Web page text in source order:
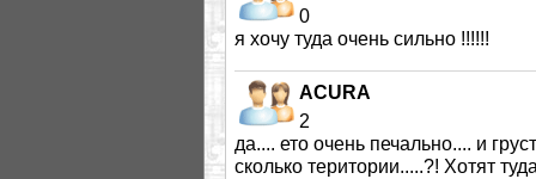
0
я хочу туда очень сильно !!!!!!
ACURA
2
да.... ето очень печально.... и
сколько територии.....?! Хотят